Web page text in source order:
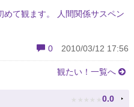
て観ます。 人間関係サスペン
0 2010/03/12 17:56
観たい！一覧へ
★ ★ ★ ★ ★ 0.0